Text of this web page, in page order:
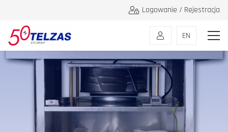
Logowanie / Rejestracja
EN